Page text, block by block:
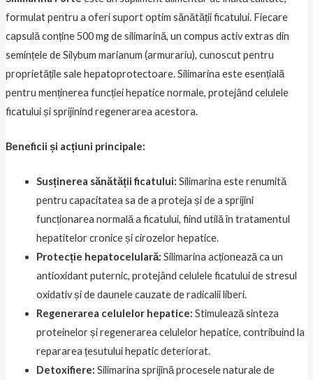
formulat pentru a oferi suport optim sănătății ficatului. Fiecare
capsulă conține 500 mg de silimarină, un compus activ extras din
semințele de Silybum marianum (armurariu), cunoscut pentru
proprietățile sale hepatoprotectoare. Silimarina este esențială
pentru menținerea funcției hepatice normale, protejând celulele
ficatului și sprijinind regenerarea acestora.
Beneficii și acțiuni principale:
Susținerea sănătății ficatului: Silimarina este renumită
pentru capacitatea sa de a proteja și de a sprijini
funcționarea normală a ficatului, fiind utilă în tratamentul
hepatitelor cronice și cirozelor hepatice.
Protecție hepatocelulară: Silimarina acționează ca un
antioxidant puternic, protejând celulele ficatului de stresul
oxidativ și de daunele cauzate de radicalii liberi.
Regenerarea celulelor hepatice: Stimulează sinteza
proteinelor și regenerarea celulelor hepatice, contribuind la
repararea țesutului hepatic deteriorat.
Detoxifiere: Silimarina sprijină procesele naturale de